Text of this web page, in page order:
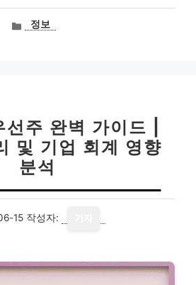
카정보
주 완벽 가이드 |
및 기업 회계 영향
분석
15 작성자: